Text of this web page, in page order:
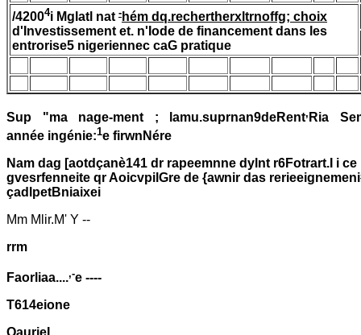
/42004i Mglatl nat - hém dq.rechertherxltrnoffg; choix
d'Investissement et. n'Iode de financement dans les
entrorise5 nigeriennec caG pratique
Sup "ma nage-ment ; lamu.suprnan9deRent, Ria
année ingénie:1e firwnNére
Nam dag [aotdçanè141 dr rapeemnne dylnt r6Fotrart.I i ce
gvesrfenneite qr AoicvpilGre de {awnir das
çadlpetBniaixei
Mm Mlir.M' Y --
rrm
Faorliaa....,-e ----
T614eione
OaurieL ...........